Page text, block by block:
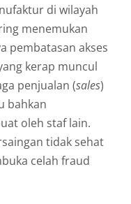
di wilayah
menemukan
pembatasan akses
kerap muncul
penjualan (sales)
bahkan
oleh staf lain.
tidak sehat
celah fraud